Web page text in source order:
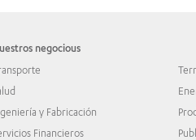
negocious
y Fabricación
Financieros